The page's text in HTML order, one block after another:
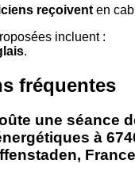
reçoiventen
incluent :
.
fréquentes
une séance
à